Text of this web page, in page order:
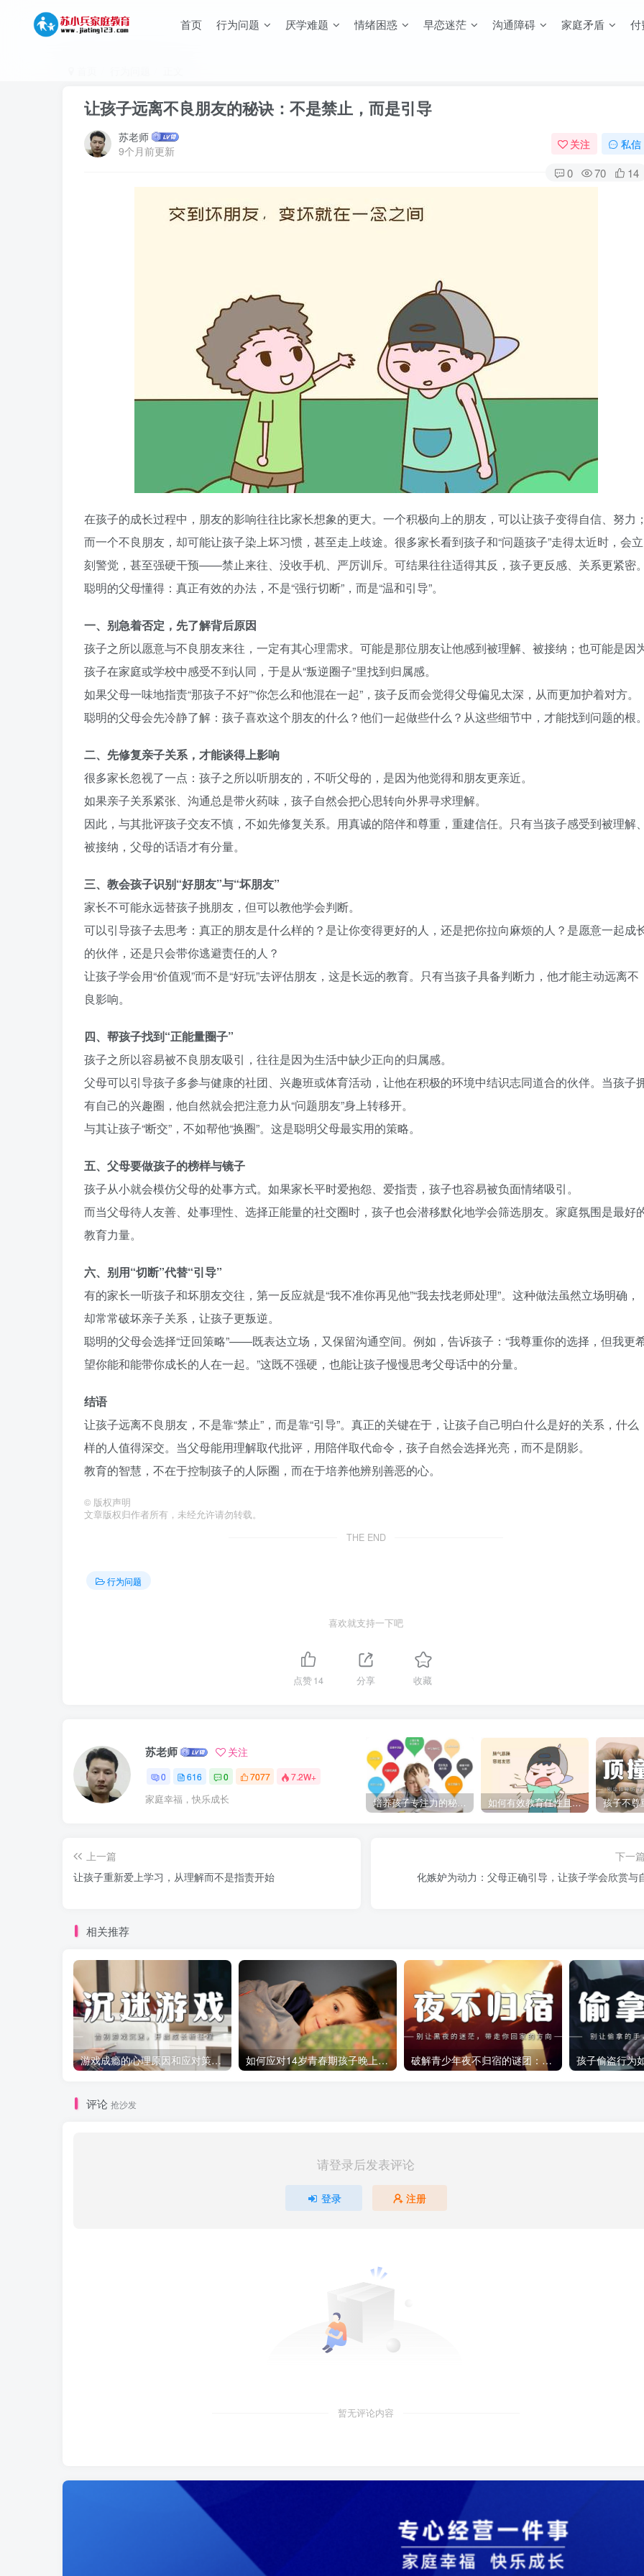
首页 行为问题 厌学难题 情绪困惑 早恋迷茫 沟通障碍 家庭矛盾 付
让孩子远离不良朋友的秘诀：不是禁止，而是引导
苏老师
9个月前更新
关注 私信
0 70 14
在孩子的成长过程中，朋友的影响往往比家长想象的更大。一个积极向上的朋友，可以让孩子变得自信、努力
而一个不良朋友，却可能让孩子染上坏习惯，甚至走上歧途。很多家长看到孩子和“问题孩子”走得太近时，会立
刻警觉，甚至强硬干预——禁止来往、没收手机、严厉训斥。可结果往往适得其反，孩子更反感、关系更紧密
聪明的父母懂得：真正有效的办法，不是“强行切断”，而是“温和引导”。
一、别急着否定，先了解背后原因
孩子之所以愿意与不良朋友来往，一定有其心理需求。可能是那位朋友让他感到被理解、被接纳；也可能是因
孩子在家庭或学校中感受不到认同，于是从“叛逆圈子”里找到归属感。
如果父母一味地指责“那孩子不好”“你怎么和他混在一起”，孩子反而会觉得父母偏见太深，从而更加护着对方。
聪明的父母会先冷静了解：孩子喜欢这个朋友的什么？他们一起做些什么？从这些细节中，才能找到问题的根
二、先修复亲子关系，才能谈得上影响
很多家长忽视了一点：孩子之所以听朋友的，不听父母的，是因为他觉得和朋友更亲近。
如果亲子关系紧张、沟通总是带火药味，孩子自然会把心思转向外界寻求理解。
因此，与其批评孩子交友不慎，不如先修复关系。用真诚的陪伴和尊重，重建信任。只有当孩子感受到被理解
被接纳，父母的话语才有分量。
三、教会孩子识别“好朋友”与“坏朋友”
家长不可能永远替孩子挑朋友，但可以教他学会判断。
可以引导孩子去思考：真正的朋友是什么样的？是让你变得更好的人，还是把你拉向麻烦的人？是愿意一起成
的伙伴，还是只会带你逃避责任的人？
让孩子学会用“价值观”而不是“好玩”去评估朋友，这是长远的教育。只有当孩子具备判断力，他才能主动远离不
良影响。
四、帮孩子找到“正能量圈子”
孩子之所以容易被不良朋友吸引，往往是因为生活中缺少正向的归属感。
父母可以引导孩子多参与健康的社团、兴趣班或体育活动，让他在积极的环境中结识志同道合的伙伴。当孩子
有自己的兴趣圈，他自然就会把注意力从“问题朋友”身上转移开。
与其让孩子“断交”，不如帮他“换圈”。这是聪明父母最实用的策略。
五、父母要做孩子的榜样与镜子
孩子从小就会模仿父母的处事方式。如果家长平时爱抱怨、爱指责，孩子也容易被负面情绪吸引。
而当父母待人友善、处事理性、选择正能量的社交圈时，孩子也会潜移默化地学会筛选朋友。家庭氛围是最好
教育力量。
六、别用“切断”代替“引导”
有的家长一听孩子和坏朋友交往，第一反应就是“我不准你再见他”“我去找老师处理”。这种做法虽然立场明确，
却常常破坏亲子关系，让孩子更叛逆。
聪明的父母会选择“迂回策略”——既表达立场，又保留沟通空间。例如，告诉孩子：“我尊重你的选择，但我更
望你能和能带你成长的人在一起。”这既不强硬，也能让孩子慢慢思考父母话中的分量。
结语
让孩子远离不良朋友，不是靠“禁止”，而是靠“引导”。真正的关键在于，让孩子自己明白什么是好的关系，什么
样的人值得深交。当父母能用理解取代批评，用陪伴取代命令，孩子自然会选择光亮，而不是阴影。
教育的智慧，不在于控制孩子的人际圈，而在于培养他辨别善恶的心。
© 版权声明
文章版权归作者所有，未经允许请勿转载。
THE END
行为问题
喜欢就支持一下吧
点赞14 分享 收藏
苏老师 关注
0 616 0 7077 7.2W+
家庭幸福，快乐成长 如何有效教育任性且脾气暴躁的孩子，父母必看的实用指南
上一篇
让孩子重新爱上学习，从理解而不是指责开始
下一
化嫉妒为动力：父母正确引导，让孩子学会欣赏与
相关推荐
游戏成瘾的心理原因和应对策略：如何引导青少年走出虚拟世界？ 如何应对14岁青春期孩子晚上不回家的问题 破解青少年夜不归宿的谜团：家长应采取的有效对策
评论 抢沙发
请登录后发表评论
登录 注册
暂无评论内容